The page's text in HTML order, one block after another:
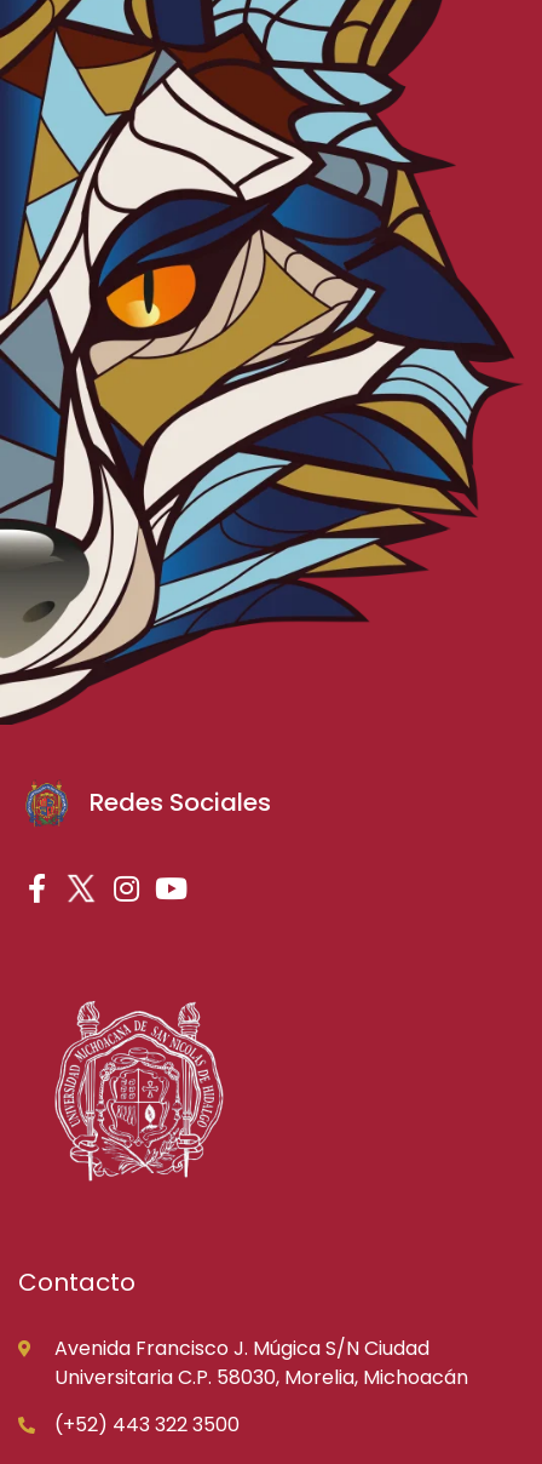
Redes Sociales
Contacto
Avenida Francisco J. Múgica S/N Ciudad
Universitaria C.P. 58030, Morelia, Michoacán
(+52) 443 322 3500